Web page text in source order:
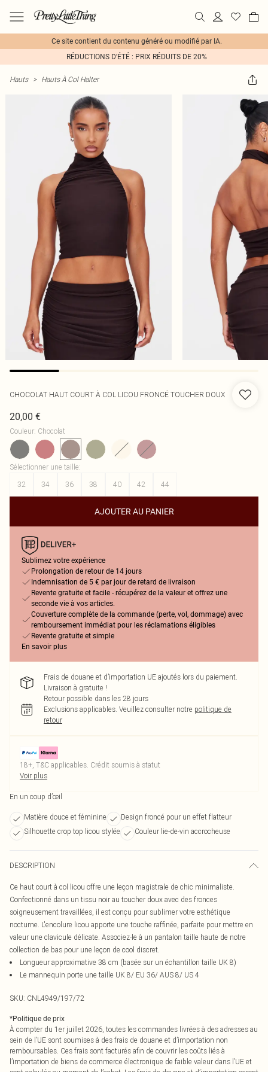
Ce site contient du contenu généré ou modifié par IA.
RÉDUCTIONS D'ÉTÉ : PRIX RÉDUITS DE 20%
Hauts > Hauts À Col Halter
CHOCOLAT HAUT COURT À COL LICOU FRONCÉ TOUCHER DOUX
20,00 €
Couleur: Chocolat
Sélectionner une taille:
32
34 36 38 40 42 44
AJOUTER AU PANIER
Sublimez votre expérience
Prolongation de retour de 14 jours
Indemnisation de 5 € par jour de retard de livraison
Revente gratuite et facile - récupérez de la valeur et offrez une
seconde vie à vos articles.
Couverture complète de la commande (perte, vol, dommage) avec
remboursement immédiat pour les réclamations éligibles
Revente gratuite et simple
En savoir plus
Frais de douane et d’importation UE ajoutés lors du paiement.
Livraison à gratuite !
Retour possible dans les 28 jours
Exclusions applicables. Veuillez consulter notre politique de
retour
18+, T&C applicables. Crédit soumis à statut
Voir plus
En un coup d’œil
Matière douce et féminine
Design froncé pour un effet flatteur
Silhouette crop top licou stylée
Couleur lie-de-vin accrocheuse
DESCRIPTION
Ce haut court à col licou offre une leçon magistrale de chic minimaliste.
Confectionné dans un tissu noir au toucher doux avec des fronces
soigneusement travaillées, il est conçu pour sublimer votre esthétique
nocturne. L'encolure licou apporte une touche raffinée, parfaite pour mettre en
valeur une clavicule délicate. Associez-le à un pantalon taille haute de notre
collection de bas pour une leçon de cool discret.
Longueur approximative 38 cm (basée sur un échantillon taille UK 8)
Le mannequin porte une taille UK 8/ EU 36/ AUS 8/ US 4
SKU: CNL4949/197/72
*Politique de prix
À compter du 1er juillet 2026, toutes les commandes livrées à des adresses au
sein de l’UE sont soumises à des frais de douane et d’importation non
remboursables. Ces frais sont facturés afin de couvrir les coûts liés à
l’importation de biens de commerce électronique de faible valeur dans l’UE et